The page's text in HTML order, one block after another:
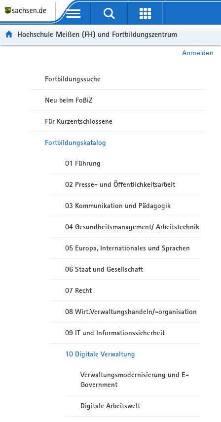
Portalübergreifende Navigation
Hochschule Meißen (FH) und Fortbildungszentrum
Anmelden
Fortbildungssuche
Neu beim FoBiZ
Für Kurzentschlossene
Fortbildungskatalog
01 Führung
02 Presse- und Öffentlichkeitsarbeit
03 Kommunikation und Pädagogik
04 Gesundheitsmanagement/ Arbeitstechnik
05 Europa, Internationales und Sprachen
06 Staat und Gesellschaft
07 Recht
08 Wirt.Verwaltungshandeln/-organisation
09 IT und Informationssicherheit
10 Digitale Verwaltung
Verwaltungsmodernisierung und E-
Government
Digitale Arbeitswelt